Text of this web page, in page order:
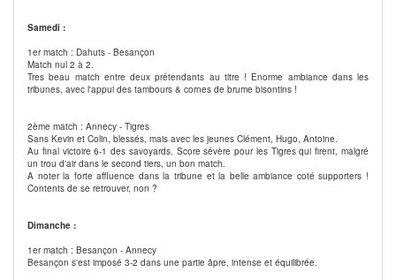
Samedi :
1er match : Dahuts - Besançon
Match nul 2 à 2.
Tres beau match entre deux prétendants au titre ! Enorme ambiance dans les
tribunes, avec l'appui des tambours & cornes de brume bisontins !
2ème match : Annecy - Tigres
Sans Kevin et Colin, blessés, mais avec les jeunes Clément, Hugo, Antoine.
Au final victoire 6-1 des savoyards. Score sévère pour les Tigres qui firent, malgré
un trou d'air dans le second tiers, un bon match.
A noter la forte affluence dans la tribune et la belle ambiance coté supporters !
Contents de se retrouver, non ?
Dimanche :
1er match : Besançon - Annecy
Besançon s'est imposé 3-2 dans une partie âpre, intense et équilibrée.